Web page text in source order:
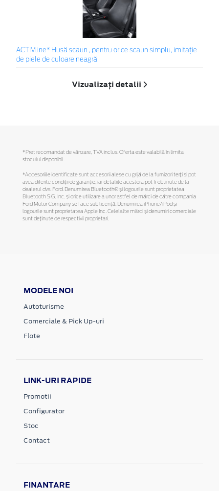
ACTIVline* Husă scaun , pentru orice scaun simplu, imitație
de piele de culoare neagră
Vizualizați detalii
*Preţ recomandat de vânzare, TVA inclus. Oferta este valabilă în limita
stocului disponibil.
*Accesoriile identificate sunt accesorii alese cu grijă de la furnizori terți și pot
avea diferite condiții de garanție, iar detaliile acestora pot fi obținute de la
dealerul dvs. Ford. Denumirea Bluetooth® și logourile sunt proprietatea
Bluetooth SIG, Inc. și orice utilizare a unor astfel de mărci de către compania
Ford Motor Company se face sub licență. Denumirea iPhone/iPod și
logourile sunt proprietatea Apple Inc. Celelalte mărci și denumiri comerciale
sunt deținute de respectivii proprietari.
MODELE NOI
Autoturisme
Comerciale & Pick Up-uri
Flote
LINK-URI RAPIDE
Promotii
Configurator
Stoc
Contact
FINANTARE